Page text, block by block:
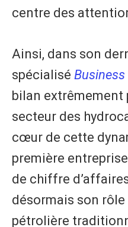
centre des
Ainsi, dans son
spécialisé
bilan extrêmement
secteur des
cœur de cette
première
de chiffre
désormais son
pétrolière